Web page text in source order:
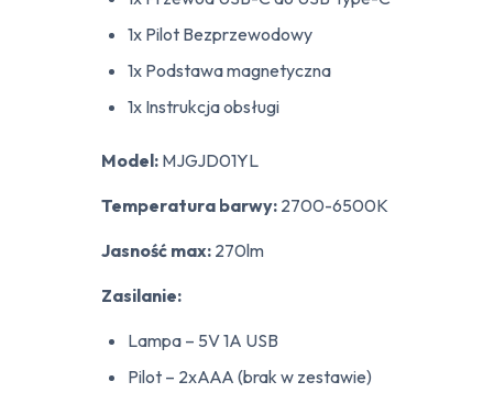
1x Pilot Bezprzewodowy
1x Podstawa magnetyczna
1x Instrukcja obsługi
Model: MJGJD01YL
Temperatura barwy: 2700-6500K
Jasność max: 270lm
Zasilanie:
Lampa – 5V 1A USB
Pilot – 2xAAA (brak w zestawie)